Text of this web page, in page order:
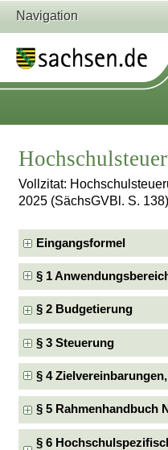
Navigation
Vollzitat:
2025 (SächsGVBl. S. 138)
Eingangsformel
§ 1
§ 2 Budgetierung
§ 3 Steuerung
§ 4
§ 5 Rahmenhandbuch
§ 6